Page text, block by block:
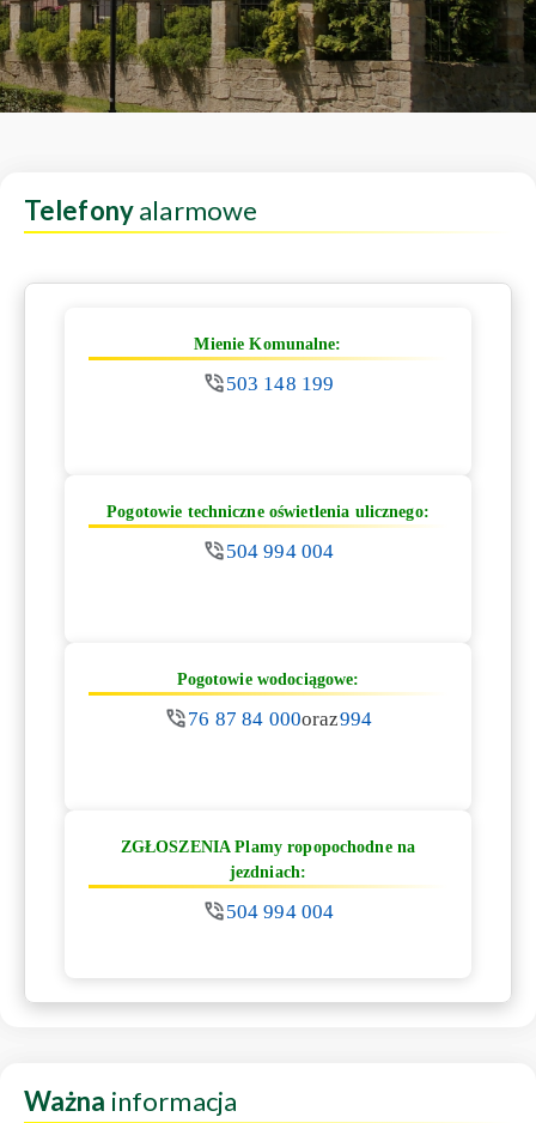
Telefonyalarmowe
Mienie Komunalne:
503 148 199
Pogotowie techniczne oświetlenia ulicznego:
504 994 004
Pogotowie wodociągowe:
76 87 84 000oraz994
ZGŁOSZENIA Plamy ropopochodne na
jezdniach:
504 994 004
Ważna informacja